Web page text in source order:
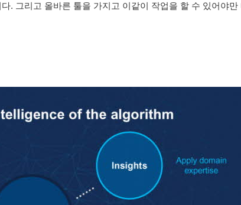
. 그리고 올바른 툴을 가지고 이같이 작업을 할 수 있어야